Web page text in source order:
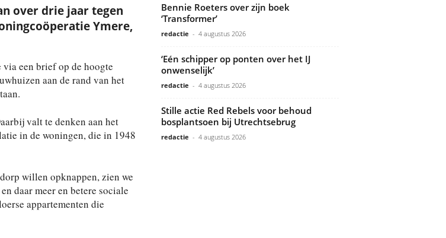
over drie jaar tegen
Ymere,
een brief op de hoogte
aan de rand van het
valt te denken aan het
in de woningen, die in 1948
willen opknappen, zien we
daar meer en betere sociale
appartementen die
Bennie Roeters over zijn boek
‘Transformer’
redactie - 4 augustus 2026
‘Eén schipper op ponten over het IJ
onwenselijk’
redactie - 4 augustus 2026
Stille actie Red Rebels voor behoud
bosplantsoen bij Utrechtsebrug
redactie - 4 augustus 2026